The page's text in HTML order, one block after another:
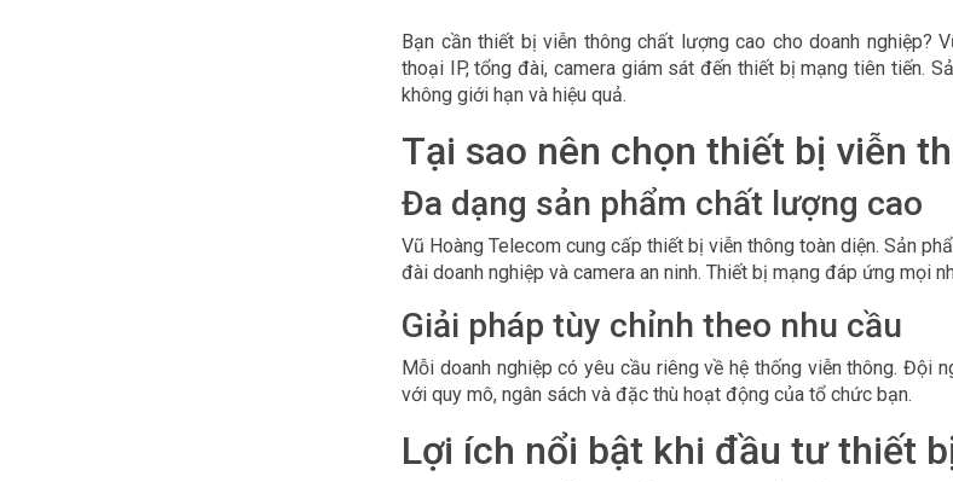
Bạn cần thiết bị viễn thông chất lượng cao cho doanh nghiệp?
thoại IP, tổng đài, camera giám sát đến thiết bị mạng tiên tiến.
không giới hạn và hiệu quả.
Tại sao nên chọn thiết bị viễn
Đa dạng sản phẩm chất lượng cao
Vũ Hoàng Telecom cung cấp thiết bị viễn thông toàn diện. Sản
đài doanh nghiệp và camera an ninh. Thiết bị mạng đáp ứng mọi
Giải pháp tùy chỉnh theo nhu cầu
Mỗi doanh nghiệp có yêu cầu riêng về hệ thống viễn thông. Đội
với quy mô, ngân sách và đặc thù hoạt động của tổ chức bạn.
Lợi ích nổi bật khi đầu tư thiết